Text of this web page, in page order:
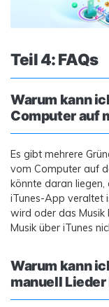
Teil 4: FAQs
Warum kann
Computer auf
Es gibt mehrere
vom Computer auf
könnte daran
iTunes-App veraltet
wird oder das Musik
Musik über iTunes
Warum kann
manuell